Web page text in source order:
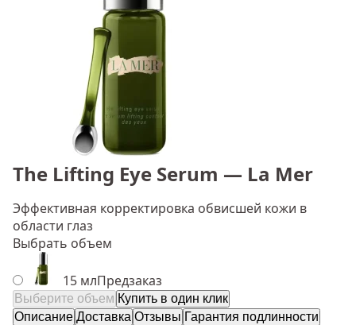
The Lifting Eye Serum — La Mer
Эффективная корректировка обвисшей кожи в
области глаз
Выбрать объем
15 млПредзаказ
Выберите объем Купить в один клик
Описание Доставка Отзывы Гарантия подлинности